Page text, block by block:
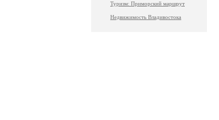
Туризм: Приморский маршрут
Недвижимость Владивостока